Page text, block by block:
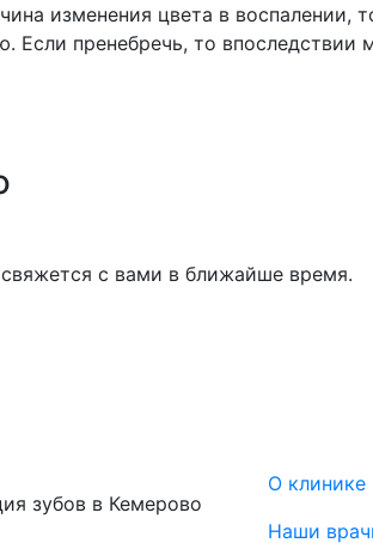
изменения цвета в
Если пренебречь, то
с вами в ближайше время.
зубов в Кемерово
О клинике
Наши